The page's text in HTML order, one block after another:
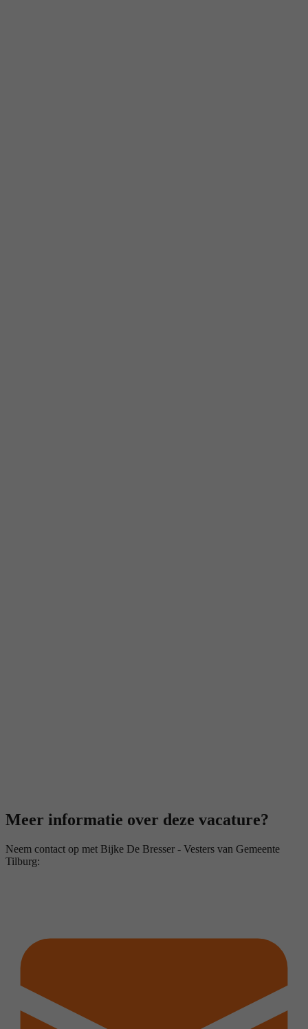
Meer informatie over deze vacature?
Neem contact op met Bijke De Bresser - Vesters van Gemeente
Tilburg: